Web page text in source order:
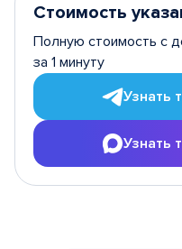
Стоимость
Полную стоимость с
за 1 минуту
Узнать
Узнать